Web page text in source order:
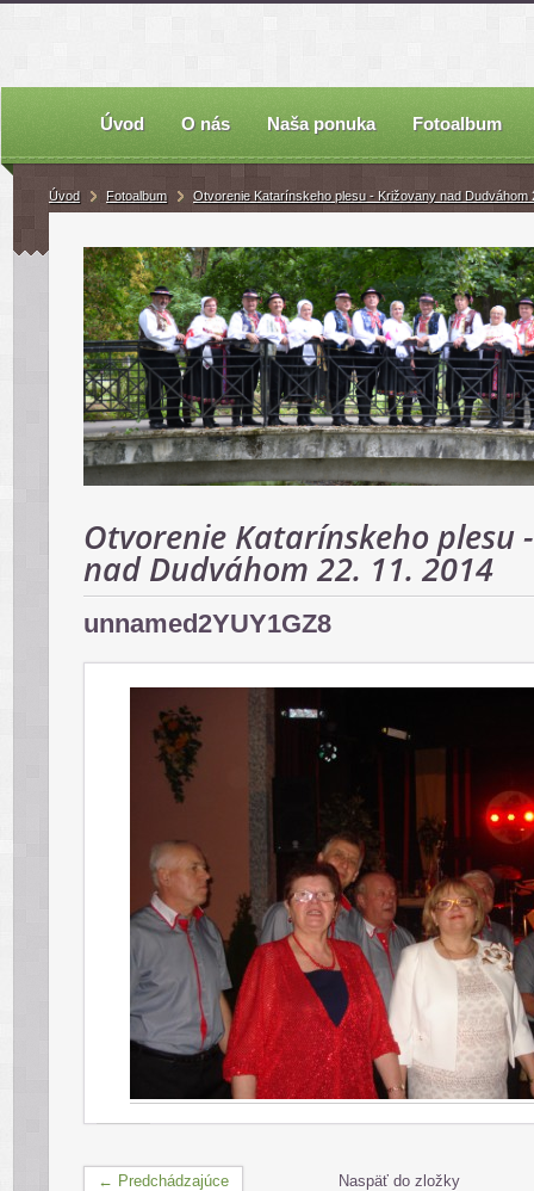
Úvod O nás Naša ponuka Fotoalbum
Úvod Fotoalbum Otvorenie Katarínskeho plesu - Križovany nad Dudváhom
Otvorenie Katarínskeho plesu
nad Dudváhom 22. 11. 2014
unnamed2YUY1GZ8
← Predchádzajúce Naspäť do zložky